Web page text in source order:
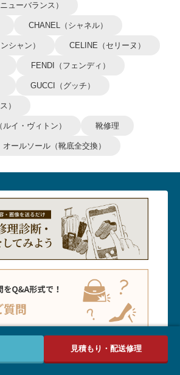
ューバランス）
CHANEL（シャネル）
シャン） CELINE（セリーヌ）
FENDI（フェンディ）
GUCCI（グッチ）
）
イ・ヴィトン） 靴修理
オールソール（靴底全交換）
TOPへ 見積もり・配送修理